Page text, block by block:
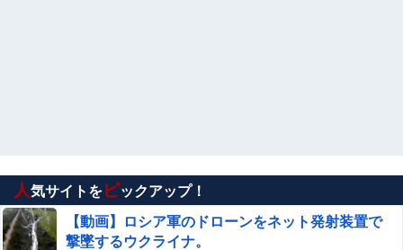
みいちゃん、セコカンになる
【画像】 女子バレー選手、ケツがデカすぎ警報ｗｗｗ
人気サイトを ピックアップ！
【動画】ロシア軍のドローンをネット発射装置で
撃墜するウクライナ。